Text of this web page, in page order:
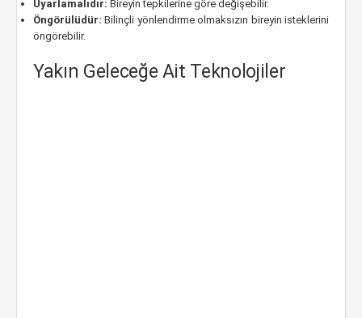
Uyarlamalıdır: Bireyin tepkilerine göre değişebilir.
Öngörülüdür:Bilinçli yönlendirme olmaksızın bireyin isteklerini
öngörebilir.
Yakın Geleceğe Ait Teknolojiler